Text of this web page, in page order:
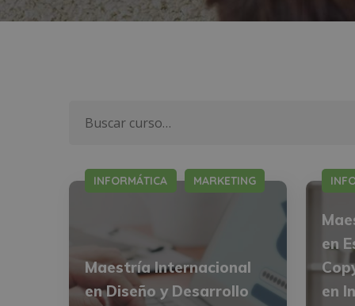
INFORMÁTICA MARKETING
Maestría Internacional
en Diseño y Desarrollo
en
en